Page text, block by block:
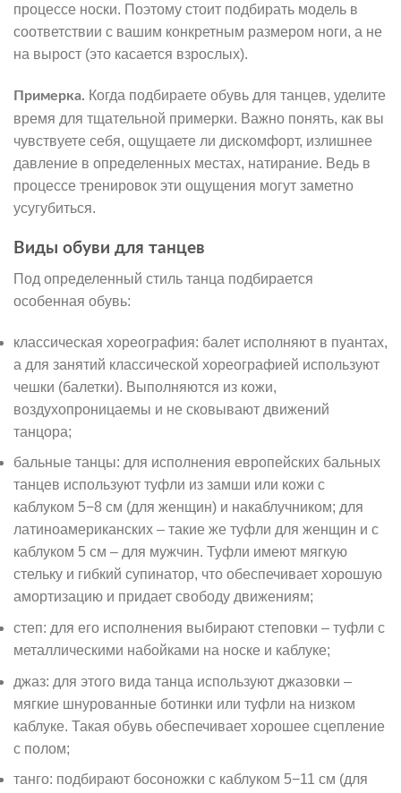
процессе носки. Поэтому стоит подбирать модель в
соответствии с вашим конкретным размером ноги, а не
на вырост (это касается взрослых).
Примерка. Когда подбираете обувь для танцев, уделите
время для тщательной примерки. Важно понять, как вы
чувствуете себя, ощущаете ли дискомфорт, излишнее
давление в определенных местах, натирание. Ведь в
процессе тренировок эти ощущения могут заметно
усугубиться.
Виды обуви для танцев
Под определенный стиль танца подбирается
особенная обувь:
классическая хореография: балет исполняют в пуантах,
а для занятий классической хореографией используют
чешки (балетки). Выполняются из кожи,
воздухопроницаемы и не сковывают движений
танцора;
бальные танцы: для исполнения европейских бальных
танцев используют туфли из замши или кожи с
каблуком 5−8 см (для женщин) и накаблучником; для
латиноамериканских – такие же туфли для женщин и с
каблуком 5 см – для мужчин. Туфли имеют мягкую
стельку и гибкий супинатор, что обеспечивает хорошую
амортизацию и придает свободу движениям;
степ: для его исполнения выбирают степовки – туфли с
металлическими набойками на носке и каблуке;
джаз: для этого вида танца используют джазовки –
мягкие шнурованные ботинки или туфли на низком
каблуке. Такая обувь обеспечивает хорошее сцепление
с полом;
танго: подбирают босоножки с каблуком 5−11 см (для